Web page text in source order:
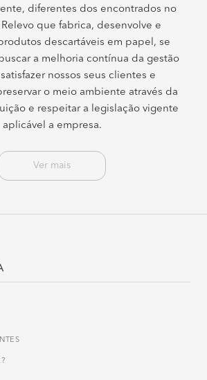
diferentes dos encontrados no
que fabrica, desenvolve e
descartáveis em papel, se
a melhoria contínua da gestão
nossos seus clientes e
o meio ambiente através da
e respeitar a legislação vigente
aplicável a empresa.
Ver mais